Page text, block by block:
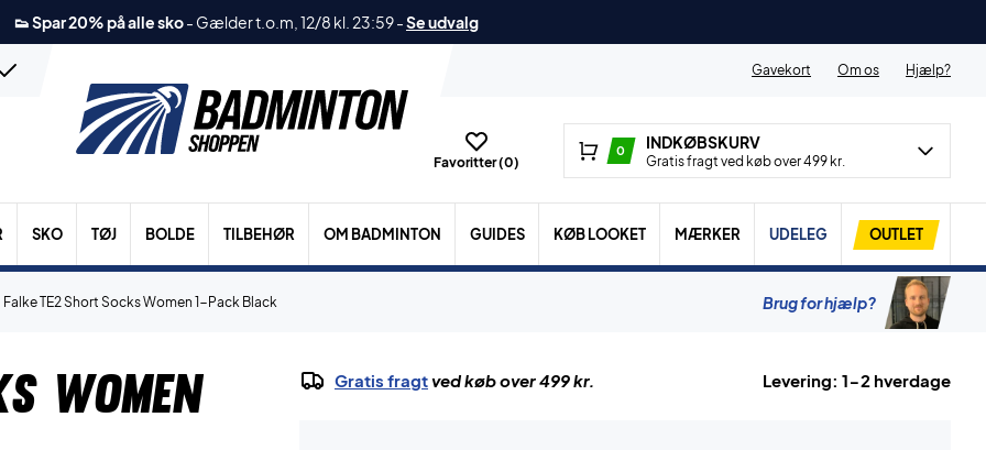
👟 Spar 20% på alle sko- Gælder t.o.m, 12/8 kl. 23:59-Se udvalg
Gavekort Om os Hjælp?
Favoritter (0)
0 INDKØBSKURV
Gratis fragt ved køb over 499 kr.
SKO TØJ BOLDE TILBEHØR OM BADMINTON GUIDES KØB LOOKET MÆRKER UDELEG OUTLET
Falke TE2 Short Socks Women 1-Pack Black Brug for hjælp?
Women Gratis fragtved køb over 499 kr. Levering: 1-2 hverdage